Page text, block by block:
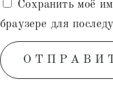
Сохранить моё
браузере для